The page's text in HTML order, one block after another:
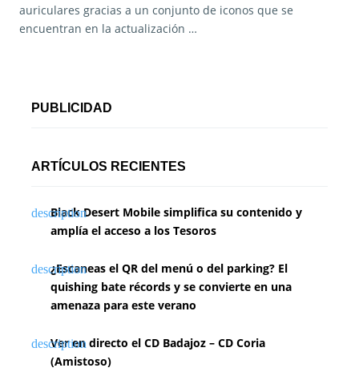
auriculares gracias a un conjunto de iconos que se
encuentran en la actualización …
PUBLICIDAD
ARTÍCULOS RECIENTES
Black Desert Mobile simplifica su contenido y
amplía el acceso a los Tesoros
¿Escaneas el QR del menú o del parking? El
quishing bate récords y se convierte en una
amenaza para este verano
Ver en directo el CD Badajoz – CD Coria
(Amistoso)